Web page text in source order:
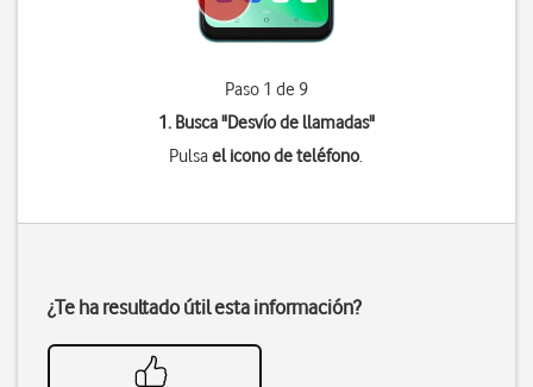
Paso 1 de 9
1. Busca "Desvío de llamadas"
Pulsael icono de teléfono.
¿Te ha resultado útil esta información?